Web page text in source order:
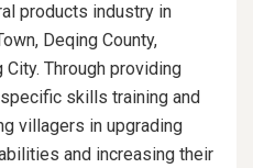
products industry in
Deqing County,
City. Through providing
skills training and
villagers in upgrading
and increasing their